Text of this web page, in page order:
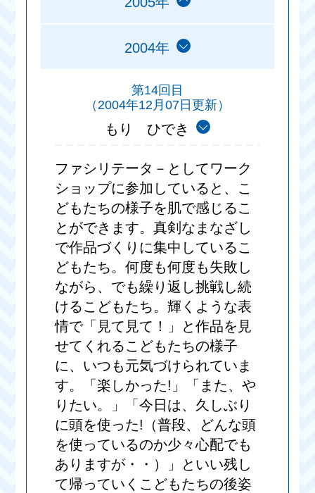
2004年
第14回目
（2004年12月07日更新）
もり ひでき
ファシリテータ－としてワーク
ショップに参加していると、こ
どもたちの様子を肌で感じるこ
とができます。真剣なまなざし
で作品づくりに集中しているこ
どもたち。何度も何度も失敗し
ながら、でも繰り返し挑戦し続
けるこどもたち。輝くような表
情で「見て見て！」と作品を見
せてくれるこどもたちの様子
に、いつも元気づけられていま
す。「楽しかった!」「また、や
りたい。」「今日は、久しぶり
に頭を使った!（普段、どんな頭
を使っているのか少々心配でも
ありますが・・）」といい残し
て帰っていくこどもたちの後姿